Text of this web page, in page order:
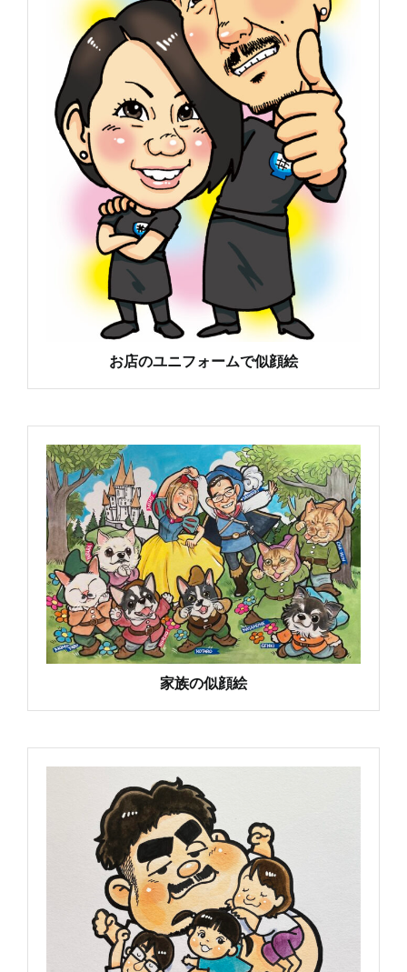
お店のユニフォームで似顔絵
家族の似顔絵